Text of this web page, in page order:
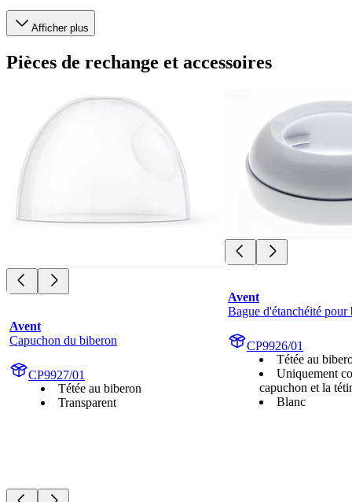
Afficher plus
Pièces de rechange et accessoires
Avent
Capuchon du biberon
CP9927/01
Tétée au biberon
Transparent
Avent
Bague d'étanchéité pour
CP9926/01
Tétée au
Uniquement
capuchon et la
Blanc